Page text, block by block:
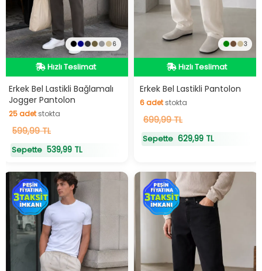
6
Hızlı Teslimat
Hızlı Teslimat
Erkek Bel Lastikli Bağlamalı
Jogger Pantolon
25adetstokta
25adetstokta
599,99 TL
Sepette 539,99 TL
3
Hızlı Teslimat
Hızlı Teslimat
Erkek Bel Lastikli Pantolon
6adetstokta
6adetstokta
699,99 TL
Sepette 629,99 TL